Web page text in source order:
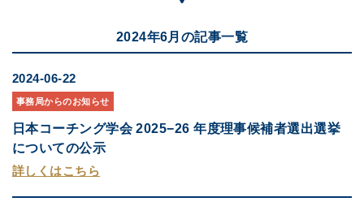
2024年6月の記事一覧
2024-06-22
事務局からのお知らせ
日本コーチング学会 2025−26 年度理事候補者選出選挙
についての公示
詳しくはこちら